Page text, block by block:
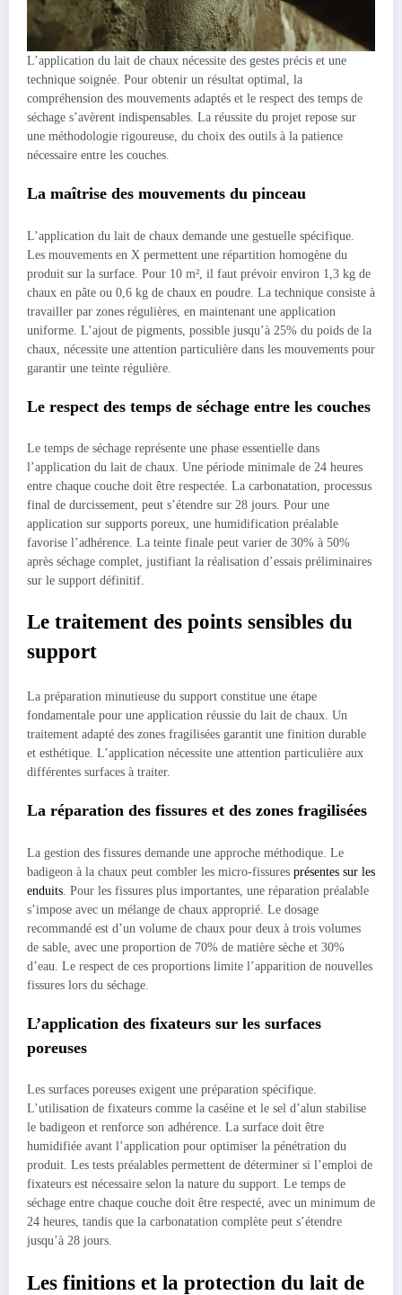
L’application du lait de chaux nécessite des gestes précis et une
technique soignée. Pour obtenir un résultat optimal, la
compréhension des mouvements adaptés et le respect des temps de
séchage s’avèrent indispensables. La réussite du projet repose sur
une méthodologie rigoureuse, du choix des outils à la patience
nécessaire entre les couches.
La maîtrise des mouvements du pinceau
L’application du lait de chaux demande une gestuelle spécifique.
Les mouvements en X permettent une répartition homogène du
produit sur la surface. Pour 10 m², il faut prévoir environ 1,3 kg de
chaux en pâte ou 0,6 kg de chaux en poudre. La technique consiste à
travailler par zones régulières, en maintenant une application
uniforme. L’ajout de pigments, possible jusqu’à 25% du poids de la
chaux, nécessite une attention particulière dans les mouvements pour
garantir une teinte régulière.
Le respect des temps de séchage entre les couches
Le temps de séchage représente une phase essentielle dans
l’application du lait de chaux. Une période minimale de 24 heures
entre chaque couche doit être respectée. La carbonatation, processus
final de durcissement, peut s’étendre sur 28 jours. Pour une
application sur supports poreux, une humidification préalable
favorise l’adhérence. La teinte finale peut varier de 30% à 50%
après séchage complet, justifiant la réalisation d’essais préliminaires
sur le support définitif.
Le traitement des points sensibles du
support
La préparation minutieuse du support constitue une étape
fondamentale pour une application réussie du lait de chaux. Un
traitement adapté des zones fragilisées garantit une finition durable
et esthétique. L’application nécessite une attention particulière aux
différentes surfaces à traiter.
La réparation des fissures et des zones fragilisées
La gestion des fissures demande une approche méthodique. Le
badigeon à la chaux peut combler les micro-fissures présentes sur les
enduits . Pour les fissures plus importantes, une réparation préalable
s’impose avec un mélange de chaux approprié. Le dosage
recommandé est d’un volume de chaux pour deux à trois volumes
de sable, avec une proportion de 70% de matière sèche et 30%
d’eau. Le respect de ces proportions limite l’apparition de nouvelles
fissures lors du séchage.
L’application des fixateurs sur les surfaces
poreuses
Les surfaces poreuses exigent une préparation spécifique.
L’utilisation de fixateurs comme la caséine et le sel d’alun stabilise
le badigeon et renforce son adhérence. La surface doit être
humidifiée avant l’application pour optimiser la pénétration du
produit. Les tests préalables permettent de déterminer si l’emploi de
fixateurs est nécessaire selon la nature du support. Le temps de
séchage entre chaque couche doit être respecté, avec un minimum de
24 heures, tandis que la carbonatation complète peut s’étendre
jusqu’à 28 jours.
Les finitions et la protection du lait de